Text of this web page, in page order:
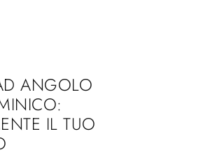
ANGOLO
IL TUO